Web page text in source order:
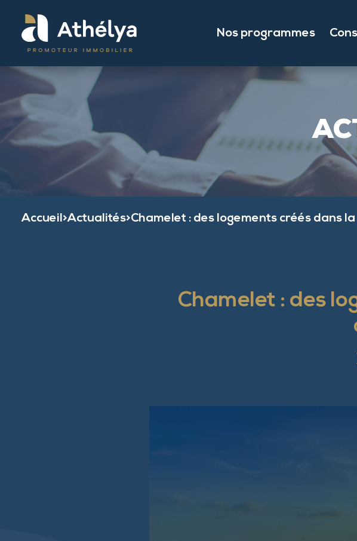
Nos programmes
Accueil>Actualités>Chamelet : des logements créés dans
Chamelet : des